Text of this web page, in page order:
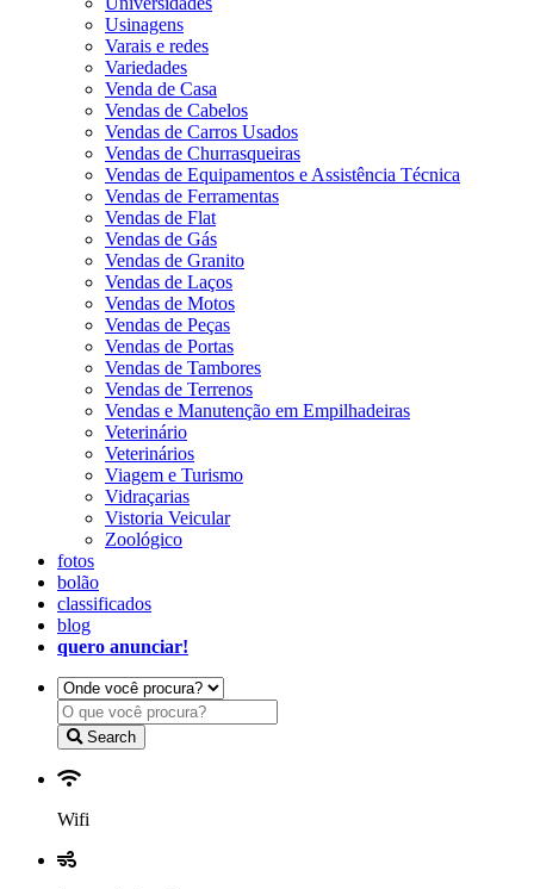
Usinagens
Varais e redes
Variedades
Venda de Casa
Vendas de Cabelos
Vendas de Carros Usados
Vendas de Churrasqueiras
Vendas de Equipamentos e Assistência Técnica
Vendas de Ferramentas
Vendas de Flat
Vendas de Gás
Vendas de Granito
Vendas de Laços
Vendas de Motos
Vendas de Peças
Vendas de Portas
Vendas de Tambores
Vendas de Terrenos
Vendas e Manutenção em Empilhadeiras
Veterinário
Veterinários
Viagem e Turismo
Vidraçarias
Vistoria Veicular
Zoológico
fotos
bolão
classificados
blog
quero anunciar!
Search
Wifi